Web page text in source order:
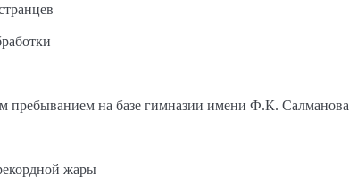
пребыванием на базе гимназии имени Ф.К. Салманова
жары